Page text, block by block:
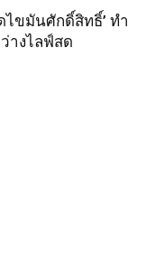
ไขมันศักดิ์สิทธิ์’ ทำ
างไลฟ์สด